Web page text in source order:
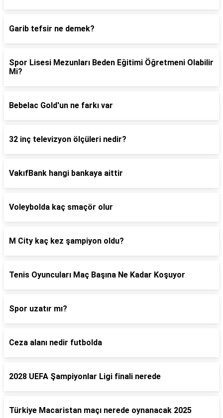
Garib tefsir ne demek?
Spor Lisesi Mezunları Beden Eğitimi Öğretmeni Olabilir
Mi?
Bebelac Gold'un ne farkı var
32 inç televizyon ölçüleri nedir?
VakıfBank hangi bankaya aittir
Voleybolda kaç smaçör olur
M City kaç kez şampiyon oldu?
Tenis Oyuncuları Maç Başına Ne Kadar Koşuyor
Spor uzatır mı?
Ceza alanı nedir futbolda
2028 UEFA Şampiyonlar Ligi finali nerede
Türkiye Macaristan maçı nerede oynanacak 2025